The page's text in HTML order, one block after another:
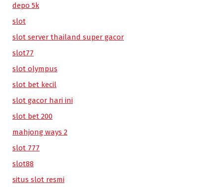
depo 5k
slot
slot server thailand super gacor
slot77
slot olympus
slot bet kecil
slot gacor hari ini
slot bet 200
mahjong ways 2
slot 777
slot88
situs slot resmi